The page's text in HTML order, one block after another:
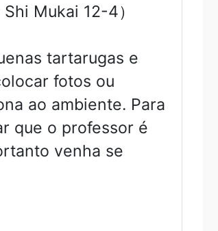
Mukai 12-4）
tartarugas e
fotos ou
ao ambiente. Para
que o professor é
venha se